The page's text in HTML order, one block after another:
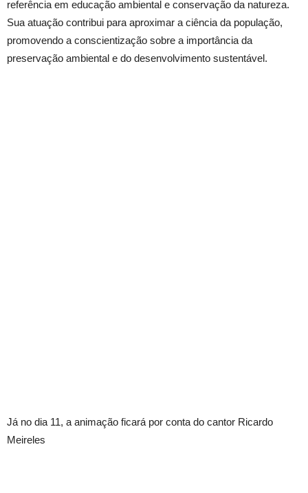
referência em educação ambiental e conservação da natureza.
Sua atuação contribui para aproximar a ciência da população,
promovendo a conscientização sobre a importância da
preservação ambiental e do desenvolvimento sustentável.
Já no dia 11, a animação ficará por conta do cantor Ricardo
Meireles